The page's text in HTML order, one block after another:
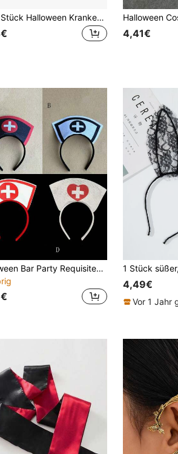
4/2/1 Stück Halloween Krankenschwester Haarband, Stethoskop, Stift Set Cosplay Party Accessoires, Weihnachten verspielter Mode Grundausstattung für Frauen
4,41€
Halloween Bar Party Requisiten, Krankenschwester Haarband für Rollenspiele, Tanz-Performance Krankenschwester Kopfschmuck, einfarbig aus Vliesstoff
4,49€
Vor 1 Jahr